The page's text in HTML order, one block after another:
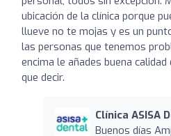
ubicación de la clínica porque
llueve no te mojas y es un
las personas que tenemos
encima le añades buena
que decir.
Clínica ASISA
Buenos días